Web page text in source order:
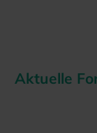
Aktuelle